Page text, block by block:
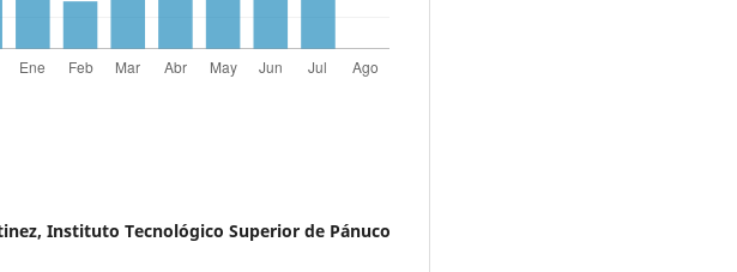
Instituto Tecnológico Superior de Pánuco